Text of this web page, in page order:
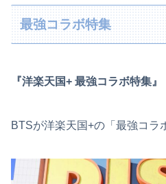
最強コラボ特集
『洋楽天国+ 最強コラボ特集』
BTSが洋楽天国+の「最強コラ